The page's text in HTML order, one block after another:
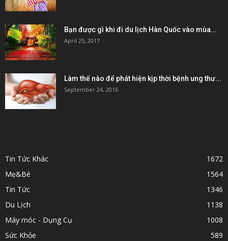
Bạn được gì khi đi du lịch Hàn Quốc vào mùa...
April 25, 2017
Làm thế nào để phát hiện kịp thời bệnh ung thư...
September 24, 2016
Tin Tức Khác
1672
Mẹ&Bé
1564
Tin Tức
1346
Du Lịch
1138
Máy móc - Dụng Cụ
1008
Sức Khỏe
589